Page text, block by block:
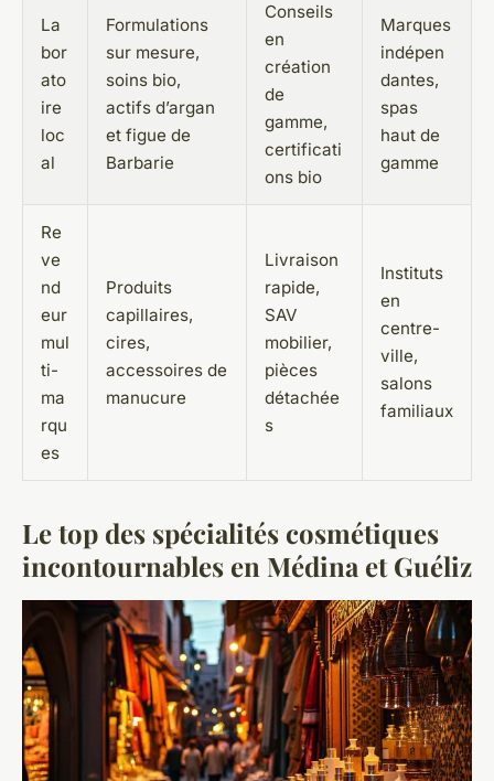
La
bor
ato
ire
loc
al
Formulations
sur mesure,
soins bio,
actifs d’argan
et figue de
Barbarie
Conseils
en
création
de
gamme,
certificati
ons bio
Marques
indépen
dantes,
spas
haut de
gamme
Re
ve
nd
eur
mul
ti-
ma
rqu
es
Produits
capillaires,
cires,
accessoires de
manucure
Livraison
rapide,
SAV
mobilier,
pièces
détachée
s
Instituts
en
centre-
ville,
salons
familiaux
Le top des spécialités cosmétiques
incontournables en Médina et Guéliz